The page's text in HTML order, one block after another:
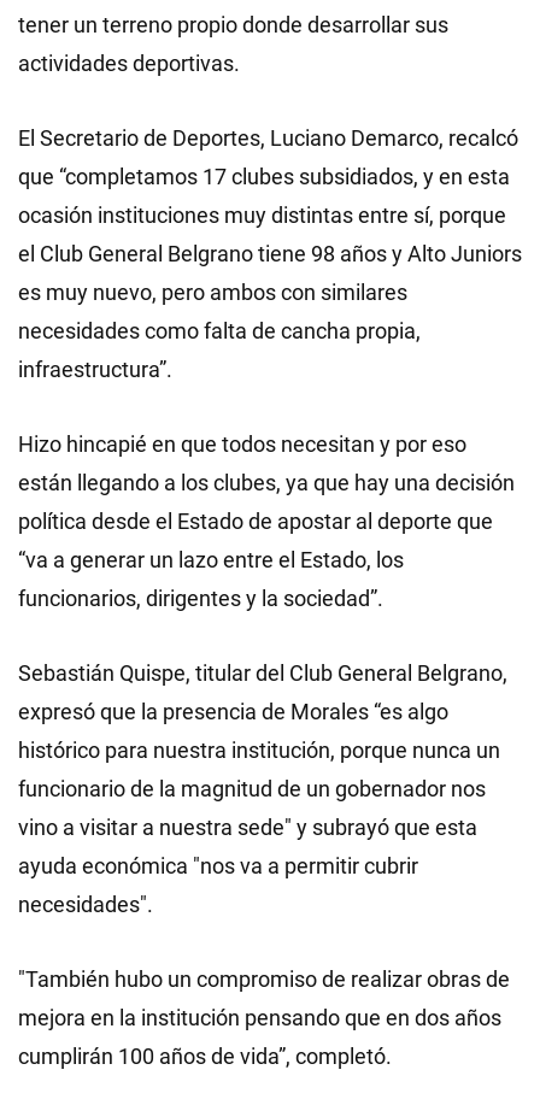
tener un terreno propio donde desarrollar sus
actividades deportivas.
El Secretario de Deportes, Luciano Demarco, recalcó
que “completamos 17 clubes subsidiados, y en esta
ocasión instituciones muy distintas entre sí, porque
el Club General Belgrano tiene 98 años y Alto Juniors
es muy nuevo, pero ambos con similares
necesidades como falta de cancha propia,
infraestructura”.
Hizo hincapié en que todos necesitan y por eso
están llegando a los clubes, ya que hay una decisión
política desde el Estado de apostar al deporte que
“va a generar un lazo entre el Estado, los
funcionarios, dirigentes y la sociedad”.
Sebastián Quispe, titular del Club General Belgrano,
expresó que la presencia de Morales “es algo
histórico para nuestra institución, porque nunca un
funcionario de la magnitud de un gobernador nos
vino a visitar a nuestra sede" y subrayó que esta
ayuda económica "nos va a permitir cubrir
necesidades".
"También hubo un compromiso de realizar obras de
mejora en la institución pensando que en dos años
cumplirán 100 años de vida”, completó.